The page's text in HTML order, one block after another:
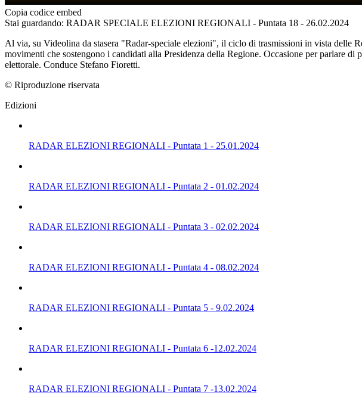
Copia codice embed
Stai guardando: RADAR SPECIALE ELEZIONI REGIONALI - Puntata 18 - 26.02.2024
Al via, su Videolina da stasera "Radar-speciale elezioni", il ciclo di trasmissioni in vista delle
movimenti che sostengono i candidati alla Presidenza della Regione. Occasione per parlare
elettorale. Conduce Stefano Fioretti.
© Riproduzione riservata
Edizioni
RADAR ELEZIONI REGIONALI - Puntata 1 - 25.01.2024
RADAR ELEZIONI REGIONALI - Puntata 2 - 01.02.2024
RADAR ELEZIONI REGIONALI - Puntata 3 - 02.02.2024
RADAR ELEZIONI REGIONALI - Puntata 4 - 08.02.2024
RADAR ELEZIONI REGIONALI - Puntata 5 - 9.02.2024
RADAR ELEZIONI REGIONALI - Puntata 6 -12.02.2024
RADAR ELEZIONI REGIONALI - Puntata 7 -13.02.2024